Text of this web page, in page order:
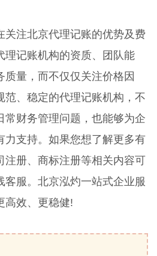
关注北京代理记账的优势及费
理记账机构的资质、团队能
质量，而不仅仅关注价格因
范、稳定的代理记账机构，不
常财务管理问题，也能够为企
力支持。如果您想了解更多有
注册、商标注册等相关内容可
客服。北京泓灼一站式企业服
高效、更稳健!